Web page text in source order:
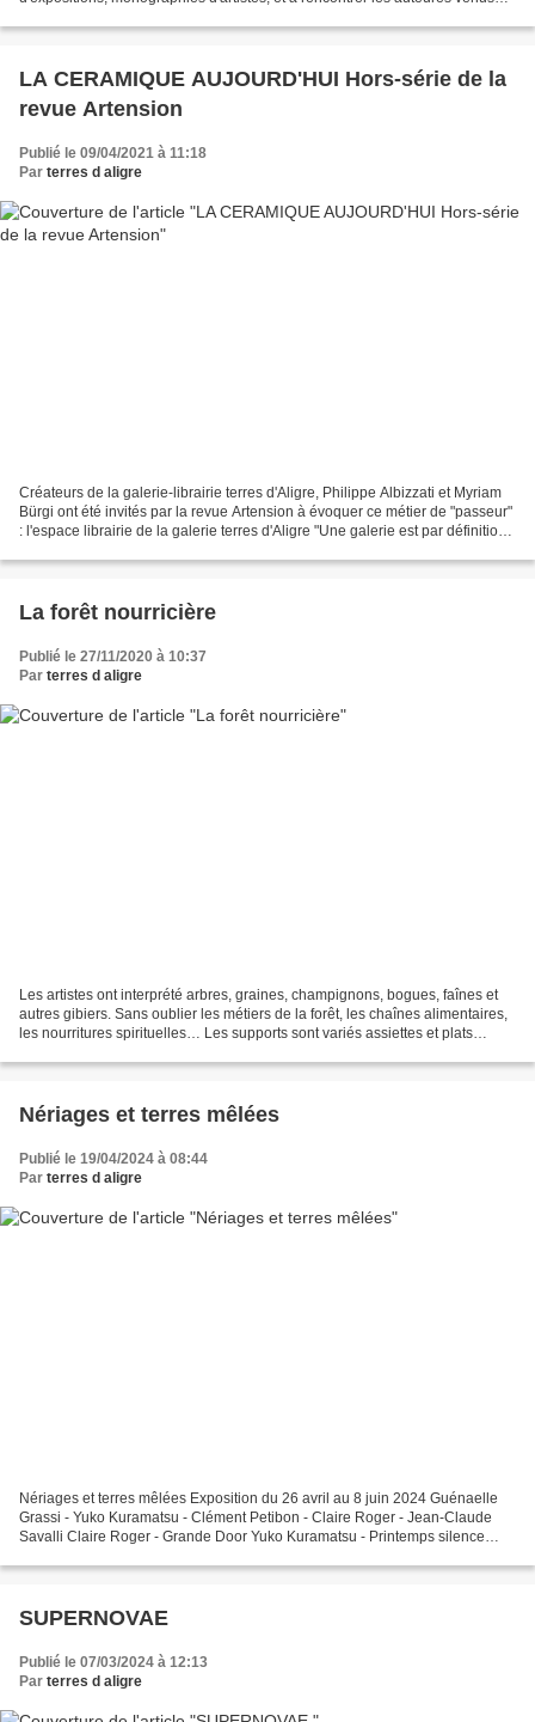
LA CERAMIQUE AUJOURD'HUI Hors-série de la
revue Artension
Publié le 09/04/2021 à 11:18
Par terres d aligre
Créateurs de la galerie-librairie terres d'Aligre, Philippe Albizzati et Myriam
Bürgi ont été invités par la revue Artension à évoquer ce métier de "passeur"
: l'espace librairie de la galerie terres d'Aligre "Une galerie est par définition
La forêt nourricière
Publié le 27/11/2020 à 10:37
Par terres d aligre
Les artistes ont interprété arbres, graines, champignons, bogues, faînes et
autres gibiers. Sans oublier les métiers de la forêt, les chaînes alimentaires,
les nourritures spirituelles… Les supports sont variés assiettes et plats
Nériages et terres mêlées
Publié le 19/04/2024 à 08:44
Par terres d aligre
Nériages et terres mêlées Exposition du 26 avril au 8 juin 2024 Guénaelle
Grassi - Yuko Kuramatsu - Clément Petibon - Claire Roger - Jean-Claude
Savalli Claire Roger - Grande Door Yuko Kuramatsu - Printemps silence
SUPERNOVAE
Publié le 07/03/2024 à 12:13
Par terres d aligre